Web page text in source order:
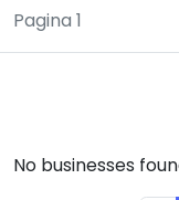
Pagina 1
No businesses